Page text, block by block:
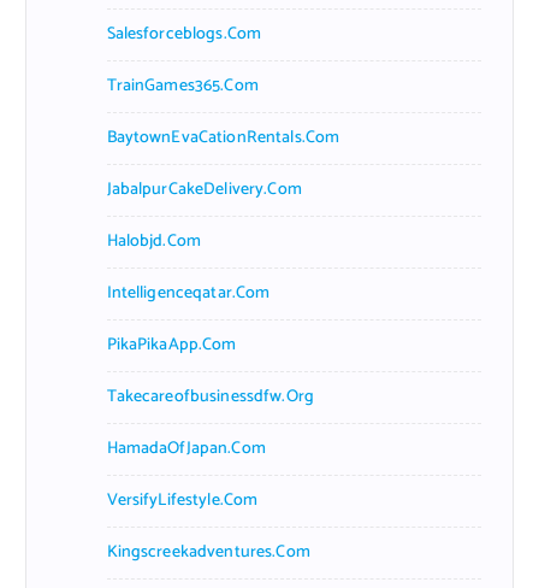
Salesforceblogs.com
TrainGames365.com
BaytownEvaCationRentals.com
JabalpurCakeDelivery.com
Halobjd.com
Intelligenceqatar.com
PikaPikaApp.com
Takecareofbusinessdfw.org
HamadaOfJapan.com
VersifyLifestyle.com
Kingscreekadventures.com